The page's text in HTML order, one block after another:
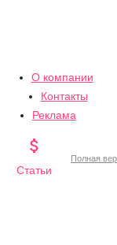
О компании
Контакты
Реклама

Статьи
Полная